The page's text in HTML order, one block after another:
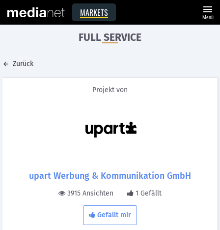
MARKETS menu
Menü
FULL SERVICE
Zurück
Projekt von
upart Werbung & Kommunikation GmbH
3915 Ansichten 1 Gefällt
Gefällt mir